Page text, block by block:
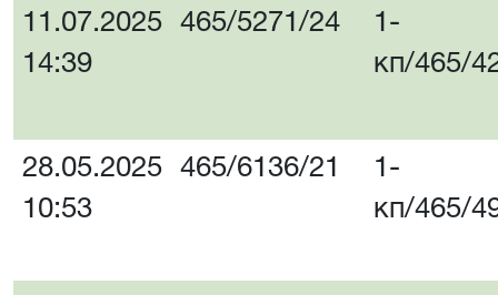
11.07.2025
14:39
465/5271/24
1-
кп/465/
28.05.2025
10:53
465/6136/21
1-
кп/465/